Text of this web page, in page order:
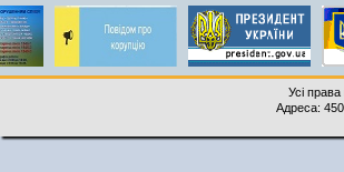
Усі
Адреса: